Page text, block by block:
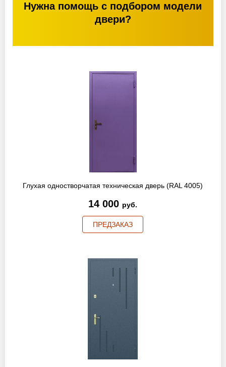
Нужна помощь с подбором модели
двери?
Глухая одностворчатая техническая дверь (RAL 4005)
14 000 руб.
ПРЕДЗАКАЗ